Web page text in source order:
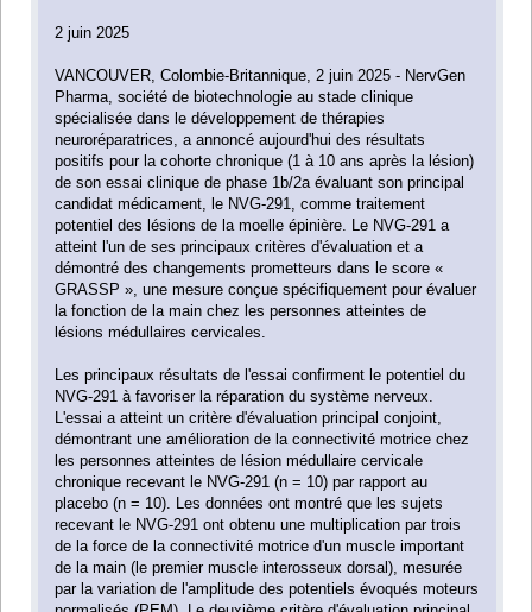
2 juin 2025
VANCOUVER, Colombie-Britannique, 2 juin 2025 - NervGen
Pharma, société de biotechnologie au stade clinique
spécialisée dans le développement de thérapies
neuroréparatrices, a annoncé aujourd'hui des résultats
positifs pour la cohorte chronique (1 à 10 ans après la lésion)
de son essai clinique de phase 1b/2a évaluant son principal
candidat médicament, le NVG-291, comme traitement
potentiel des lésions de la moelle épinière. Le NVG-291 a
atteint l'un de ses principaux critères d'évaluation et a
démontré des changements prometteurs dans le score «
GRASSP », une mesure conçue spécifiquement pour évaluer
la fonction de la main chez les personnes atteintes de
lésions médullaires cervicales.
Les principaux résultats de l'essai confirment le potentiel du
NVG-291 à favoriser la réparation du système nerveux.
L'essai a atteint un critère d'évaluation principal conjoint,
démontrant une amélioration de la connectivité motrice chez
les personnes atteintes de lésion médullaire cervicale
chronique recevant le NVG-291 (n = 10) par rapport au
placebo (n = 10). Les données ont montré que les sujets
recevant le NVG-291 ont obtenu une multiplication par trois
de la force de la connectivité motrice d'un muscle important
de la main (le premier muscle interosseux dorsal), mesurée
par la variation de l'amplitude des potentiels évoqués moteurs